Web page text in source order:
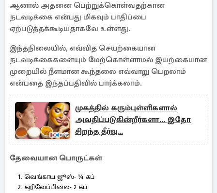
ஆனால் அதனை பெற்றுக்கொள்வதற்கான
நடவடிக்கை என்பது மிகவும் பாதிப்பை
ஏற்படுத்தக்கூடியதாகவே உள்ளது.
இந்தநிலையில், எவ்வித செயற்கையான
நடவடிக்கைகளையும் மேற்கொள்ளாமல் இயற்கையான
முறையில் நீளமான கூந்தலை எவ்வாறு பெறலாம்
என்பதை இந்தப்பதிவில் பார்க்கலாம்.
முகத்தில் கரும்புள்ளிகளால்
அவதிப்படுகின்றீர்களா... இதோ
சிறந்த தீர்வு...
தேவையான பொருட்கள்
வெங்காய ஜூஸ்- ¼ கப்
கறிவேப்பிலை- 2 கப்